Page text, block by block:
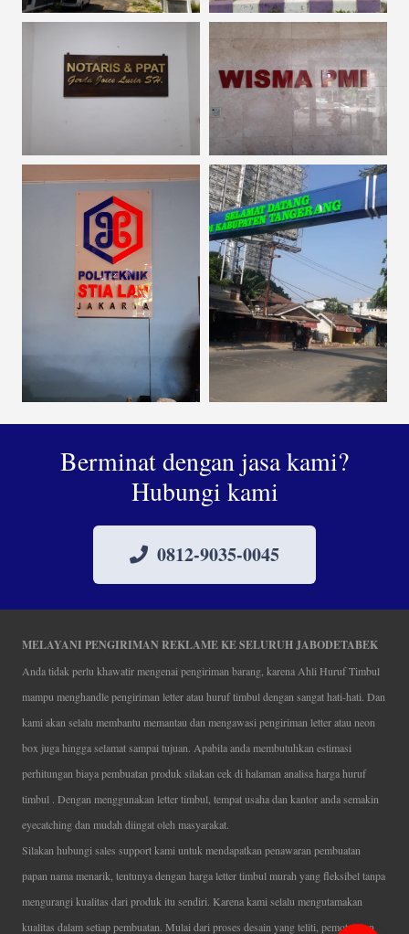
Berminat dengan jasa kami?
Hubungi kami
0812-9035-0045
MELAYANI PENGIRIMAN REKLAME KE SELURUH JABODETABEK
Anda tidak perlu khawatir mengenai pengiriman barang, karena Ahli Huruf Timbul
mampu menghandle pengiriman letter atau huruf timbul dengan sangat hati-hati. Dan
kami akan selalu membantu memantau dan mengawasi pengiriman letter atau neon
box juga hingga selamat sampai tujuan. Apabila anda membutuhkan estimasi
perhitungan biaya pembuatan produk silakan cek di halaman analisa harga huruf
timbul . Dengan menggunakan letter timbul, tempat usaha dan kantor anda semakin
eyecatching dan mudah diingat oleh masyarakat.
Silakan hubungi sales support kami untuk mendapatkan penawaran pembuatan
papan nama menarik, tentunya dengan harga letter timbul murah yang fleksibel tanpa
mengurangi kualitas dari produk itu sendiri. Karena kami selalu mengutamakan
kualitas dalam setiap pembuatan. Mulai dari proses desain yang teliti, pemotongan